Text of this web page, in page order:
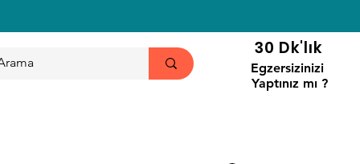
30 Dk'lık
Egzersizinizi
Yaptınız mı ?